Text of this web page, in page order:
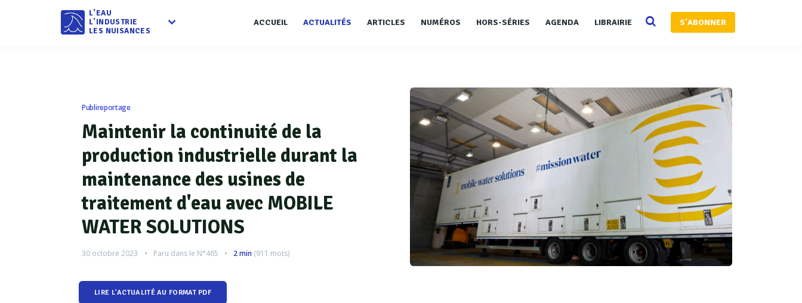
L'EAU
L'INDUSTRIE
LES NUISANCES
ACCUEIL ACTUALITÉS ARTICLES NUMÉROS HORS-SÉRIES AGENDA LIBRAIRIE S'ABONNER
Publireportage
Maintenir la continuité de la
production industrielle durant la
maintenance des usines de
traitement d'eau avec MOBILE
WATER SOLUTIONS
30 octobre 2023 Paru dans le N°465 2 min (911 mots)
LIRE L'ACTUALITÉ AU FORMAT PDF